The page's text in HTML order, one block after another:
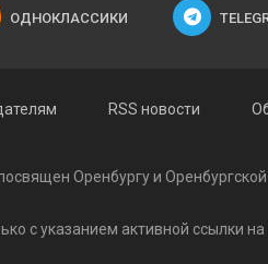
ОДНОКЛАССИКИ
RSS новости
Оренбургу и
с указанием активной ссылки на